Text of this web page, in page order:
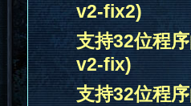
v2-fix2)
支持32位程
v2-fix)
支持32位程